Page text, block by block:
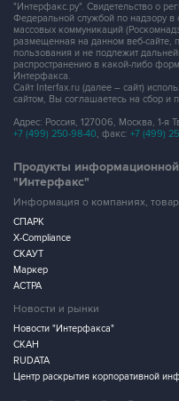
"Интерфакс.ру". Свидетельство о
Федеральной службой по надзору
массовых коммуникаций
размещенная на данном веб-сайте,
пользования и не подлежит
распространению в какой-либо
Интерфакса.
Сайт Interfax.ru (далее – сайт)
сайтом, Вы соглашаетесь на сбор и
Адрес: Россия, 127006, Москва, 1-я
+7 (499) 250-98-40, факс: +7 (499)
Продукты
"Интерфакс"
Информация о компаниях,
СПАРК
X-Compliance
СКАУТ
Маркер
АСТРА
Новости и рынки
Новости "Интерфакса"
СКАН
RUDATA
Центр раскрытия корпоративной